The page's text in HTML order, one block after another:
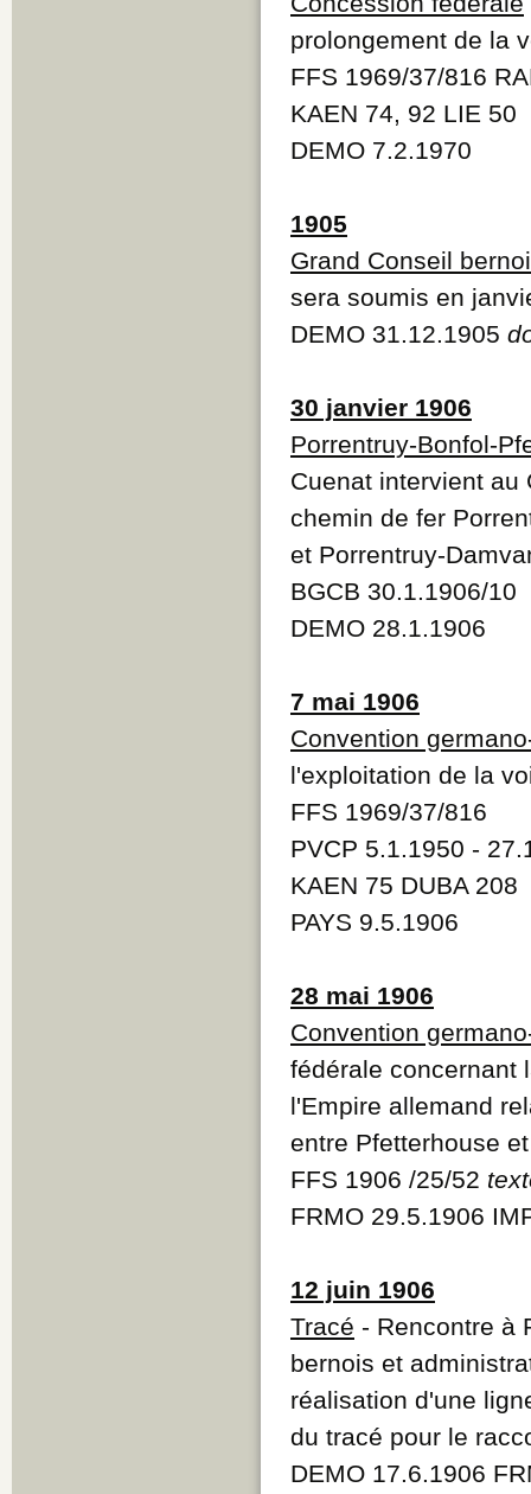
prolongement de la
FFS 1969/37/816
KAEN 74, 92 LIE 50
DEMO 7.2.1970
1905
Grand Conseil
sera soumis en
DEMO 31.12.1905
30 janvier 1906
Porrentruy-Bonfol-
Cuenat intervient au
chemin de fer
et Porrentruy-
BGCB 30.1.1906/10
DEMO 28.1.1906
7 mai 1906
Convention
l'exploitation de la
FFS 1969/37/816
PVCP 5.1.1950 -
KAEN 75 DUBA 208
PAYS 9.5.1906
28 mai 1906
Convention
fédérale concernant
l'Empire allemand
entre Pfetterhouse
FFS 1906 /25/52
FRMO 29.5.1906
12 juin 1906
Tracé - Rencontre à
bernois et
réalisation d'une
du tracé pour le
DEMO 17.6.1906